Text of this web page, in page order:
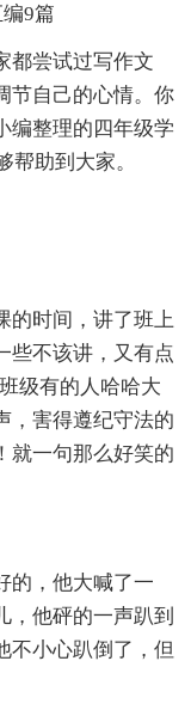
9篇
都尝试过写作文
节自己的心情。你
编整理的四年级学
帮助到大家。
的时间，讲了班上
些不该讲，又有点
级有的人哈哈大
，害得遵纪守法的
就一句那么好笑的
的，他大喊了一
，他砰的一声趴到
不小心趴倒了，但